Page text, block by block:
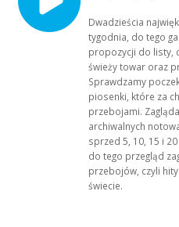
Dwadzieścia
tygodnia, do tego
propozycji do listy,
świeży towar oraz
Sprawdzamy
piosenki, które za
przebojami.
archiwalnych
sprzed 5, 10, 15 i
do tego przegląd
przebojów, czyli
świecie.